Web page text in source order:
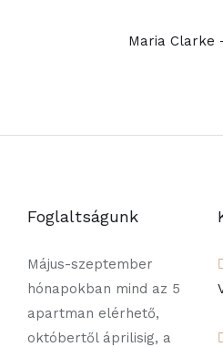
Maria Clarke
Foglaltságunk
Május-szeptember
hónapokban mind az 5
apartman elérhető,
októbertől áprilisig, a